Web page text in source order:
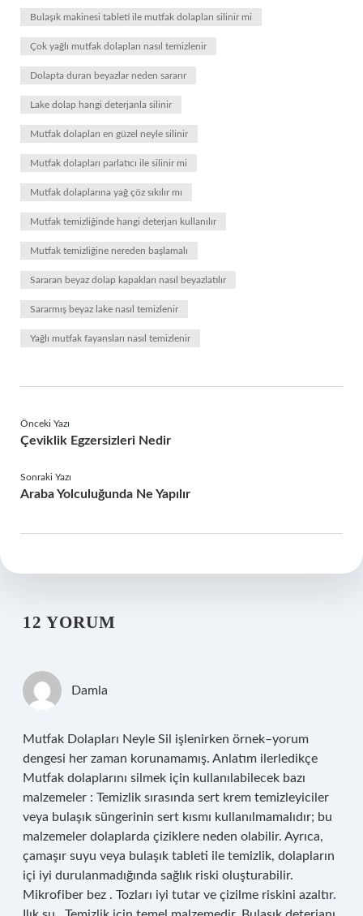
Bulaşık makinesi tableti ile mutfak dolapları silinir mi
Çok yağlı mutfak dolapları nasıl temizlenir
Dolapta duran beyazlar neden sararır
Lake dolap hangi deterjanla silinir
Mutfak dolapları en güzel neyle silinir
Mutfak dolapları parlatıcı ile silinir mi
Mutfak dolaplarına yağ çöz sıkılır mı
Mutfak temizliğinde hangi deterjan kullanılır
Mutfak temizliğine nereden başlamalı
Sararan beyaz dolap kapakları nasıl beyazlatılır
Sararmış beyaz lake nasıl temizlenir
Yağlı mutfak fayansları nasıl temizlenir
Önceki Yazı
Çeviklik Egzersizleri Nedir
Sonraki Yazı
Araba Yolculuğunda Ne Yapılır
12 YORUM
Damla
Mutfak Dolapları Neyle Sil işlenirken örnek–yorum
dengesi her zaman korunamamış. Anlatım ilerledikçe
Mutfak dolaplarını silmek için kullanılabilecek bazı
malzemeler : Temizlik sırasında sert krem temizleyiciler
veya bulaşık süngerinin sert kısmı kullanılmamalıdır; bu
malzemeler dolaplarda çiziklere neden olabilir. Ayrıca,
çamaşır suyu veya bulaşık tableti ile temizlik, dolapların
içi iyi durulanmadığında sağlık riski oluşturabilir.
Mikrofiber bez . Tozları iyi tutar ve çizilme riskini azaltır.